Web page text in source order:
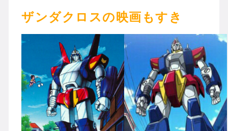
ザンダクロスの映画もすき